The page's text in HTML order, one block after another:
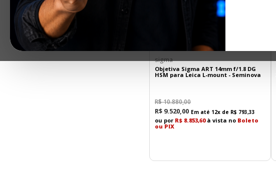
sigma
Objetiva Sigma ART 14mm f/1.8 DG
HSM para Leica L-mount - Seminova
R$10.880,00
R$ 9.520,00 Em até 12x de R$ 793,33
ou por R$ 8.853,60à vista no Boleto
ou PIX